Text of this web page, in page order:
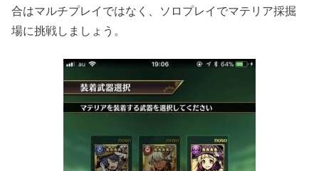
合はマルチプレイではなく、ソロプレイでマテリア採掘
場に挑戦しましょう。